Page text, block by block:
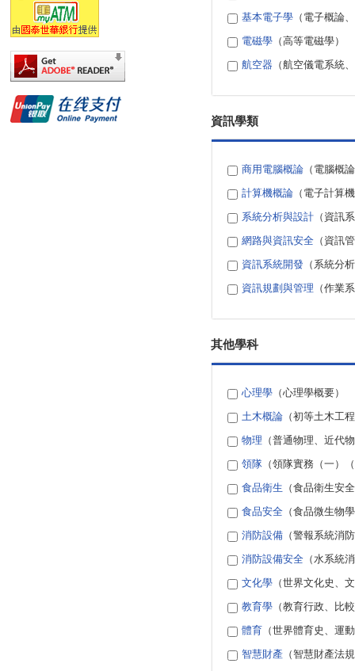
基本電子學（電子概論
電磁學（高等電磁學）
航空器 （航空儀電系統
資訊學類
商用電腦概論（電腦概
計算機概論（電子計算
系統分析與設計（資訊
網路與資訊安全（資訊
資訊系統開發 （系統分
資訊規劃與管理 （作業
其他學科
心理學（心理學概要）
土木概論（初等土木工
物理 （普通物理、近代
領隊（領隊實務（一）
食品衛生 （食品衛生安
食品安全（食品微生物
消防設備（警報系統消
消防設備安全（水系統
文化學（世界文化史、
教育學（教育行政、比
體育（世界體育史、運
智慧財產（智慧財產法